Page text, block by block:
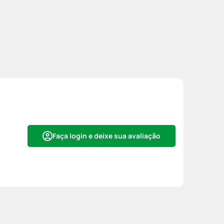
Faça login e deixe sua avaliação